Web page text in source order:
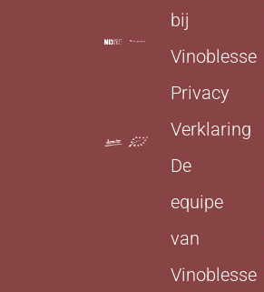
bij
Vinoblesse
Privacy
Verklaring
De
equipe
van
Vinoblesse